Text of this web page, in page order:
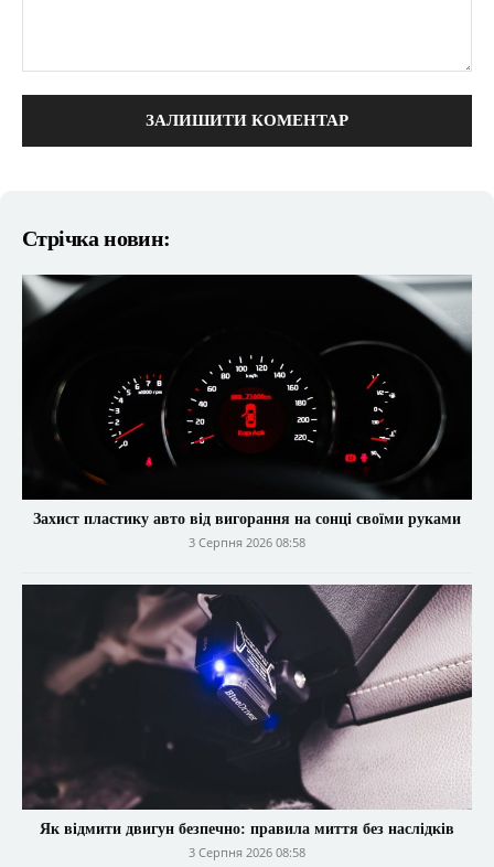
Стрічка новин:
Захист пластику авто від вигорання на сонці своїми руками
3 Серпня 2026 08:58
Як відмити двигун безпечно: правила миття без наслідків
3 Серпня 2026 08:58